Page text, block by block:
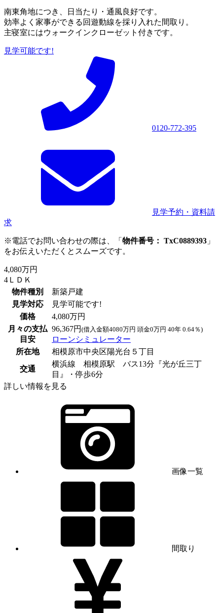
南東角地につき、日当たり・通風良好です。
効率よく家事ができる回遊動線を採り入れた間取り。
主寝室にはウォークインクローゼット付きです。
見学可能です!
0120-772-395
見学予約・資料請
求
※電話でお問い合わせの際は、「 物件番号： TxC0889393 」
をお伝えいただくとスムーズです。
4,080万円
4ＬＤＫ
物件種別
新築戸建
見学対応
見学可能です!
価格
4,080万円
月々の支払
目安
96,367円 (借入金額4080万円 頭金0万円 40年 0.64％)
ローンシミュレーター
所在地
相模原市中央区陽光台５丁目
交通
横浜線 相模原駅 バス13分『光が丘三丁
目』・停歩6分
詳しい情報を見る
画像一覧
間取り